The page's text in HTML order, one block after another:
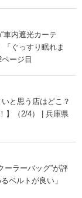
車内遮光カーテ
ぐっすり眠れま
ージ目
と思う店はどこ？
】（2/4） | 兵庫県
ーラーバッグ”が評
ベルトが良い」